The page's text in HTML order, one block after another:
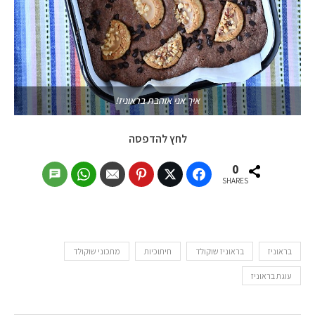
איך אני אוהבת בראוניז!
לחץ להדפסה
0
SHARES
בראוניז בראוניז שוקולד חיתוכיות מתכוני שוקולד
עוגת בראוניז